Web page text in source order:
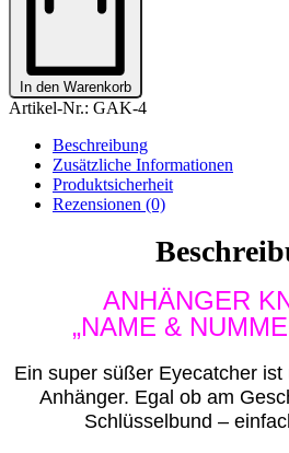
NUMMER
PERSONALISIERT
Menge
In den Warenkorb
Artikel-Nr.: GAK-4
Beschreibung
Zusätzliche Informationen
Produktsicherheit
Rezensionen (0)
ANHÄNGER
„NAME &
Ein super süßer Eyecatcher
Anhänger. Egal ob am
Schlüsselbund –